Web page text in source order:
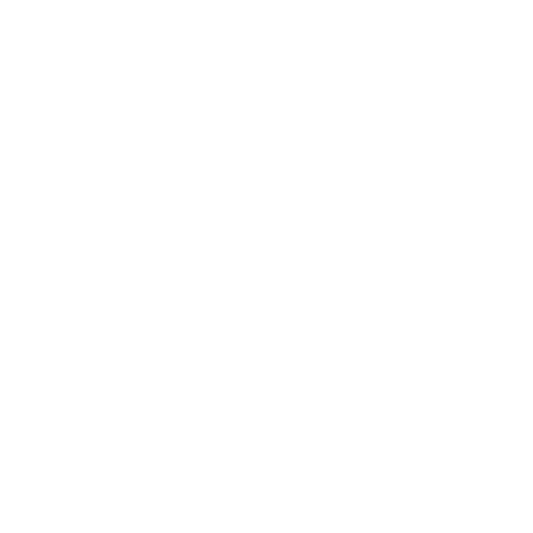
yönetimi uygun gördüğü
alınmasında bazı
değişiklik yapma
uygun görmediği kişileri